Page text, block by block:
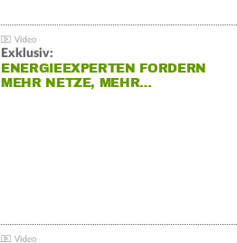
Exklusiv:
ENERGIEEXPERTEN FORDERN
MEHR NETZE, MEHR…